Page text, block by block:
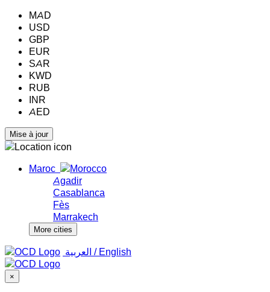
MAD
USD
GBP
EUR
SAR
KWD
RUB
INR
AED
Maroc
Agadir
Casablanca
Fès
Marrakech
More cities
‏العربية ‏ / English
×